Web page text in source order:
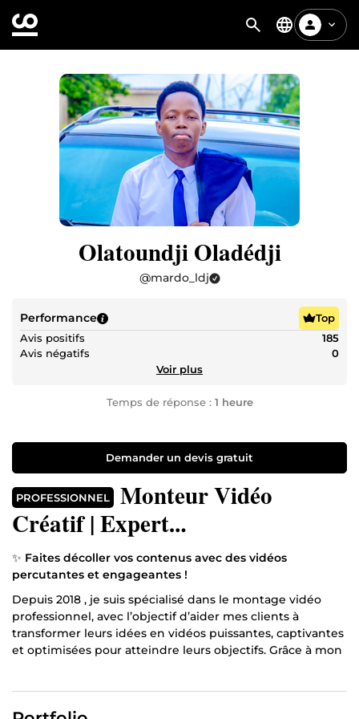
Olatoundji Oladédji
@mardo_ldj
Performance
Top
Avis positifs
185
Avis négatifs
0
Voir plus
Temps de réponse : 1 heure
Demander un devis gratuit
PROFESSIONNEL
Monteur Vidéo
Créatif | Expert
ADS/Reels/Shorts/VSL &
YouTube | Miniamaker🚀
✨ Faites décoller vos contenus avec des vidéos
percutantes et engageantes !
Depuis 2018 , je suis spécialisé dans le montage vidéo
professionnel, avec l’objectif d’aider mes clients à
transformer leurs idées en vidéos puissantes, captivantes
et optimisées pour atteindre leurs objectifs. Grâce à mon
🎯Pourquoi me choisir ?